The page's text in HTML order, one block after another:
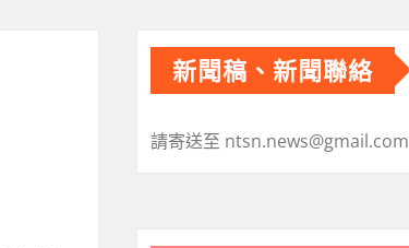
新聞稿、新聞聯絡
請寄送至 ntsn.news@gmail.com